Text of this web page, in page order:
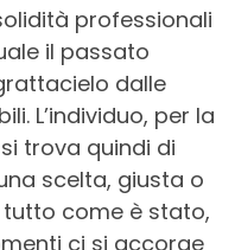
professionali
il passato
dalle
L’individuo, per la
trova quindi di
scelta, giusta o
come è stato,
ci si accorge